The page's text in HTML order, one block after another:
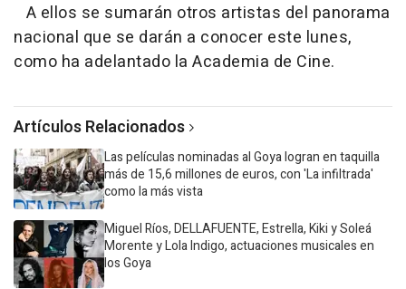
A ellos se sumarán otros artistas del panorama
nacional que se darán a conocer este lunes,
como ha adelantado la Academia de Cine.
Artículos Relacionados
Las películas nominadas al Goya logran en taquilla
más de 15,6 millones de euros, con 'La infiltrada'
como la más vista
Miguel Ríos, DELLAFUENTE, Estrella, Kiki y Soleá
Morente y Lola Indigo, actuaciones musicales en
los Goya